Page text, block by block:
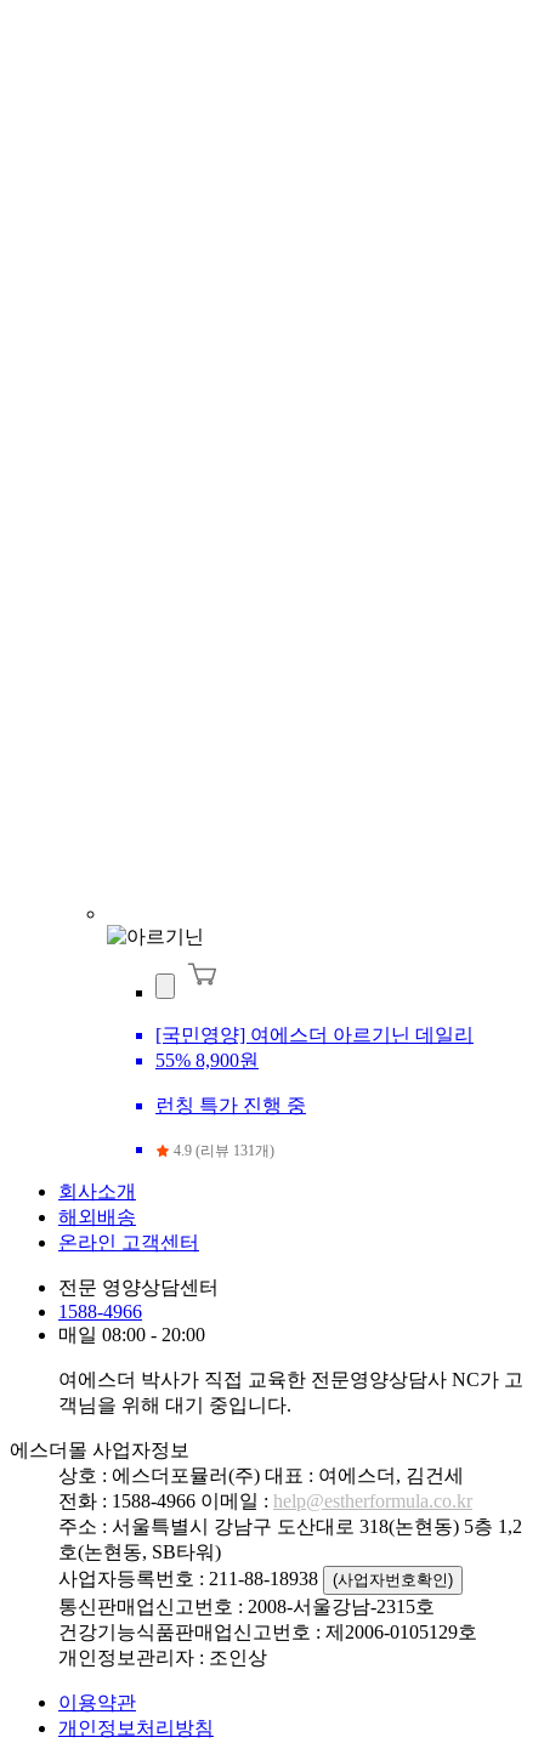
[국민영양] 여에스더 아르기닌 데일리
55% 8,900원
런칭 특가 진행 중
4.9 (리뷰 131개)
회사소개
해외배송
온라인 고객센터
전문 영양상담센터
1588-4966
매일 08:00 - 20:00
여에스더 박사가 직접 교육한 전문영양상담사 NC가 고
객님을 위해 대기 중입니다.
에스더몰 사업자정보
상호 : 에스더포뮬러(주) 대표 : 여에스더, 김건세
전화 : 1588-4966 이메일 : help@estherformula.co.kr
주소 : 서울특별시 강남구 도산대로 318(논현동) 5층 1,2
호(논현동, SB타워)
사업자등록번호 : 211-88-18938
(사업자번호확인)
통신판매업신고번호 : 2008-서울강남-2315호
건강기능식품판매업신고번호 : 제2006-0105129호
개인정보관리자 : 조인상
이용약관
개인정보처리방침